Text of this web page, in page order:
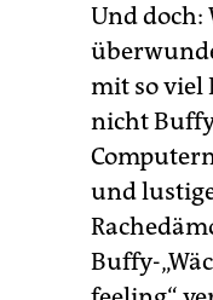
Und doch:
mit so viel
nicht
und
Buffy-